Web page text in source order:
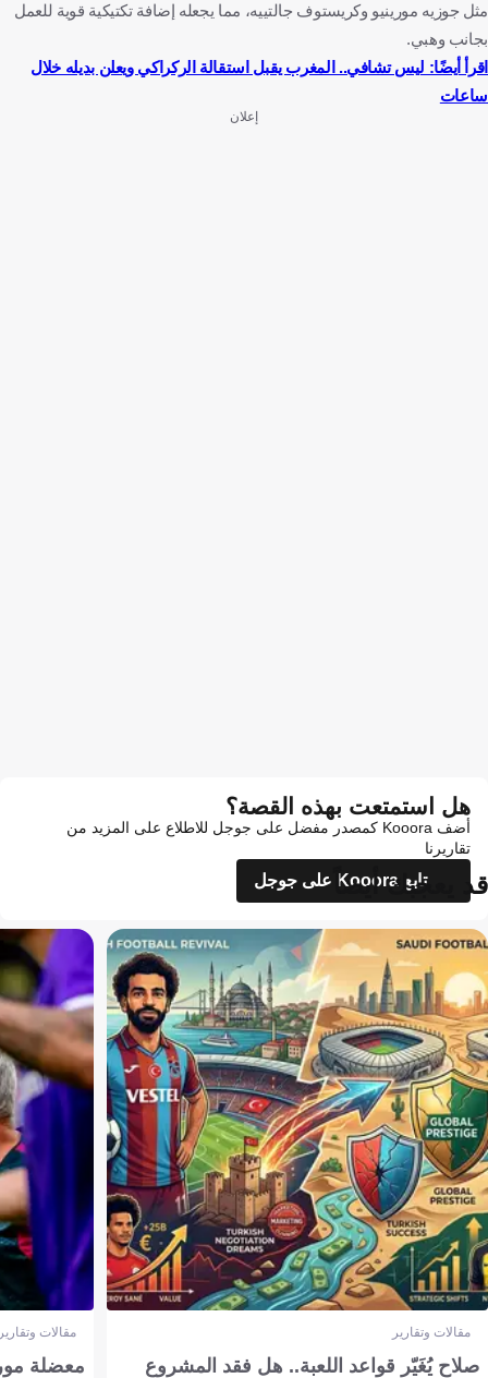
مثل جوزيه مورينيو وكريستوف جالتييه، مما يجعله إضافة تكتيكية قوية للعمل
بجانب وهبي.
اقرأ أيضًا: ليس تشافي.. المغرب يقبل استقالة الركراكي ويعلن بديله خلال
ساعات
إعلان
هل استمتعت بهذه القصة؟
أضف Kooora كمصدر مفضل على جوجل للاطلاع على المزيد من
تقاريرنا
تابع Kooora على جوجل
قد يعجبك أيضاً
مقالات وتقارير
صلاح يُغَيّر قواعد اللعبة.. هل فقد المشروع
مقالات
معضلة